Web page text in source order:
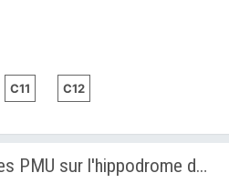
C11 C12
Les vidéos des courses PMU sur l'hippodrome de WOLVEGA